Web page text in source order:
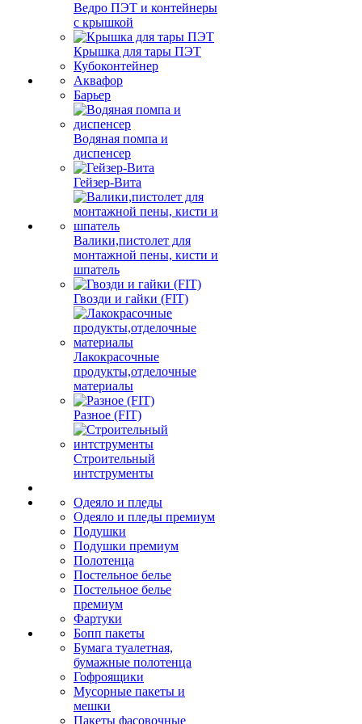
Ведро ПЭТ и контейнеры
с крышкой
Крышка для тары ПЭТ
Кубоконтейнер
Аквафор
Барьер
Водяная помпа и
диспенсер
Гейзер-Вита
Валики,пистолет для
монтажной пены, кисти и
шпатель
Гвозди и гайки (FIT)
Лакокрасочные
продукты,отделочные
материалы
Разное (FIT)
Строительный
интструменты
Одеяло и пледы
Одеяло и пледы премиум
Подушки
Подушки премиум
Полотенца
Постельное белье
Постельное белье
премиум
Фартуки
Бопп пакеты
Бумага туалетная,
бумажные полотенца
Гофроящики
Мусорные пакеты и
мешки
Пакеты фасовочные